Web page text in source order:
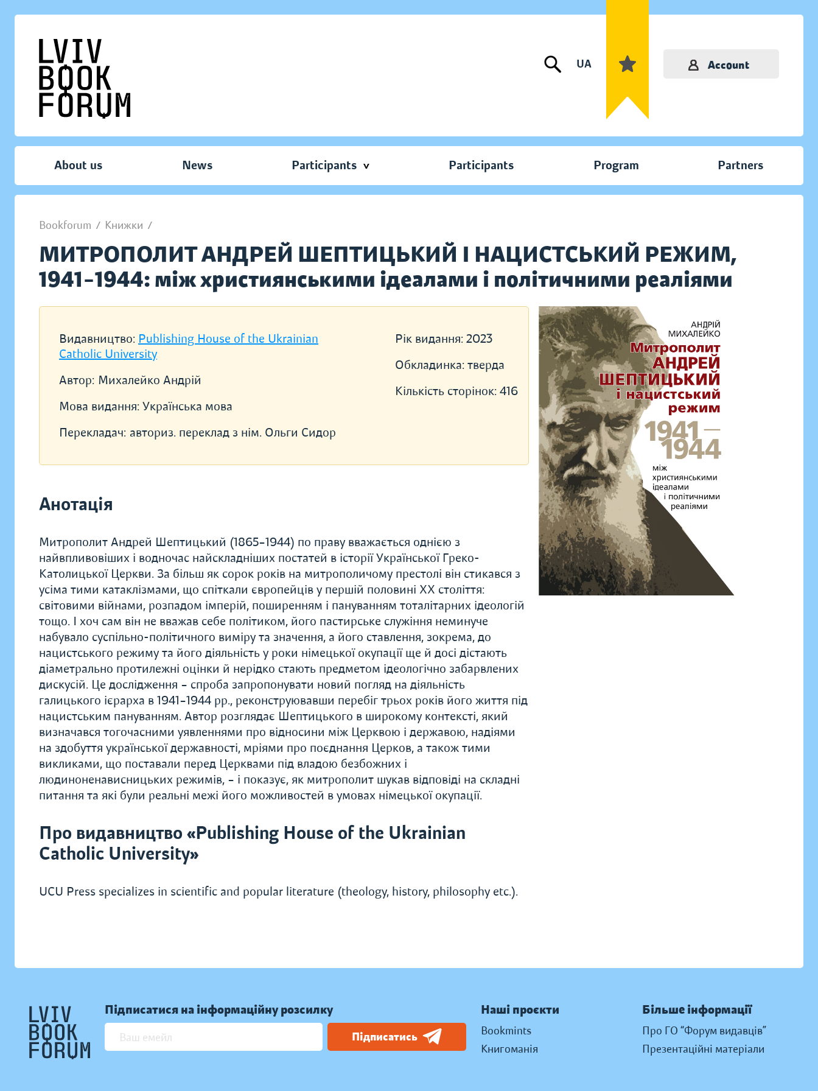
UA Account
About us News Participants Participants Program Partners
Bookforum / Книжки /
МИТРОПОЛИТ АНДРЕЙ ШЕПТИЦЬКИЙ І НАЦИСТСЬКИЙ РЕЖИМ,
1941–1944: між християнськими ідеалами і політичними реаліями
Видавництво: Publishing House of the Ukrainian
Catholic University
Автор: Михалейко Андрій
Мова видання: Українська мова
Перекладач: авториз. переклад з нім. Ольги Сидор
Рік видання: 2023
Обкладинка: тверда
Кількість сторінок: 416
Анотація
Митрополит Андрей Шептицький (1865–1944) по праву вважається однією з
найвпливовіших і водночас найскладніших постатей в історії Української Греко-
Католицької Церкви. За більш як сорок років на митрополичому престолі він стикався з
усіма тими катаклізмами, що спіткали європейців у першій половині ХХ століття:
світовими війнами, розпадом імперій, поширенням і пануванням тоталітарних ідеологій
тощо. І хоч сам він не вважав себе політиком, його пастирське служіння неминуче
набувало суспільно-політичного виміру та значення, а його ставлення, зокрема, до
нацистського режиму та його діяльність у роки німецької окупації ще й досі дістають
діаметрально протилежні оцінки й нерідко стають предметом ідеологічно забарвлених
дискусій. Це дослідження – спроба запропонувати новий погляд на діяльність
галицького ієрарха в 1941–1944 рр., реконструювавши перебіг трьох років його життя під
нацистським пануванням. Автор розглядає Шептицького в широкому контексті, який
визначався тогочасними уявленнями про відносини між Церквою і державою, надіями
на здобуття української державності, мріями про поєднання Церков, а також тими
викликами, що поставали перед Церквами під владою безбожних і
людиноненависницьких режимів, – і показує, як митрополит шукав відповіді на складні
питання та які були реальні межі його можливостей в умовах німецької окупації.
Про видавництво «Publishing House of the Ukrainian
Catholic University»
UCU Press specializes in scientific and popular literature (theology, history, philosophy etc.).
Підписатися на інформаційну розсилку
Підписатись
Наші проєкти
Bookmints
Книгоманія
Більше інформації
Про ГО “Форум видавців”
Презентаційні матеріали